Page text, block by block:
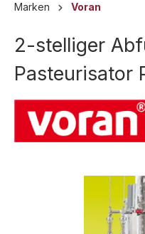
Marken Voran
2-stelliger
Pasteurisator
Bildergalerie überspringen